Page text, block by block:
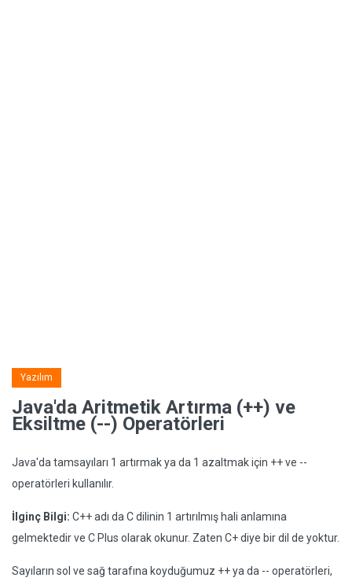
Yazılım
Java'da Aritmetik Artırma (++) ve
Eksiltme (--) Operatörleri
Java'da tamsayıları 1 artırmak ya da 1 azaltmak için ++ ve --
operatörleri kullanılır.
İlginç Bilgi: C++ adı da C dilinin 1 artırılmış hali anlamına
gelmektedir ve C Plus olarak okunur. Zaten C+ diye bir dil de yoktur.
Sayıların sol ve sağ tarafına koyduğumuz ++ ya da -- operatörleri,